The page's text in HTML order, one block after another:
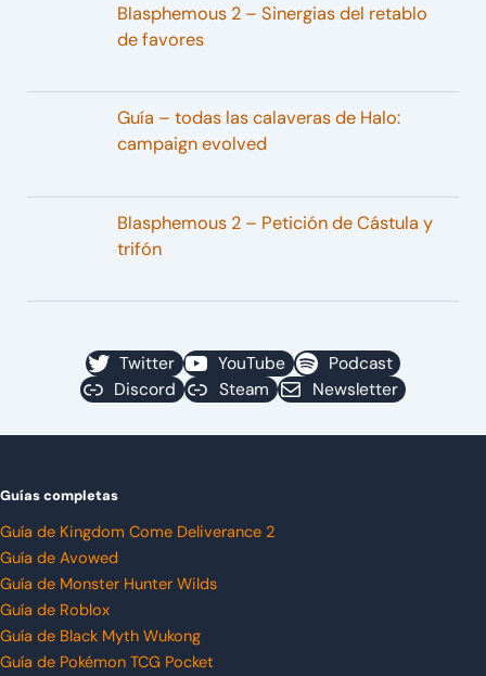
Blasphemous 2 – Sinergias del retablo
de favores
Guía – todas las calaveras de Halo:
campaign evolved
Blasphemous 2 – Petición de Cástula y
trifón
Twitter YouTube
Podcast
Discord
Steam Newsletter
Guías completas
Guía de Kingdom Come Deliverance 2
Guía de Avowed
Guía de Monster Hunter Wilds
Guía de Roblox
Guía de Black Myth Wukong
Guía de Pokémon TCG Pocket